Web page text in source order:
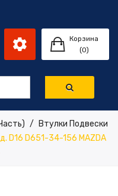
Корзина
(0)
Втулки Подвески
D16 D651-34-156 MAZDA